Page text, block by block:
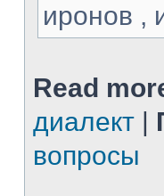
иронов ,
Read
диалект |
вопросы